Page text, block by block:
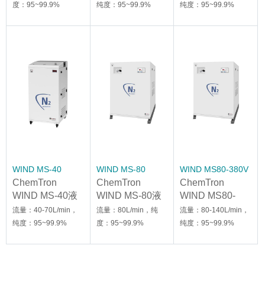
度：95~99.9%
纯度：95~99.9%
纯度：95~99.9%
WIND MS-40
ChemTron
WIND MS-40液
质用氮气发生器
流量：40-70L/min，
纯度：95~99.9%
WIND MS-80
ChemTron
WIND MS-80液
质用氮气发生器
流量：80L/min，纯
度：95~99.9%
WIND MS80-380V
ChemTron
WIND MS80-
380V液质用氮气
发生器
流量：80-140L/min，
纯度：95~99.9%